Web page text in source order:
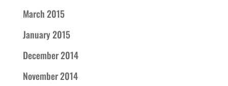
March 2015
January 2015
December 2014
November 2014